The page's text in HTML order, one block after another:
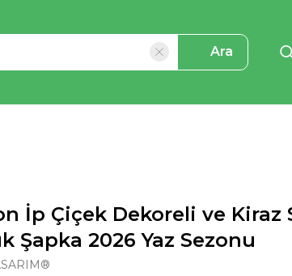
Ara
İp Çiçek Dekoreli ve Kiraz
Şapka 2026 Yaz Sezonu